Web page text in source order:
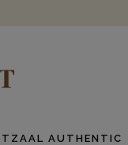
AUTHENTIC